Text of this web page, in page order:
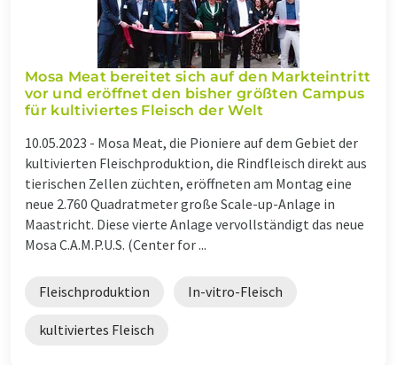
Mosa Meat bereitet sich auf den Markteintritt
vor und eröffnet den bisher größten Campus
für kultiviertes Fleisch der Welt
10.05.2023 - Mosa Meat, die Pioniere auf dem Gebiet der
kultivierten Fleischproduktion, die Rindfleisch direkt aus
tierischen Zellen züchten, eröffneten am Montag eine
neue 2.760 Quadratmeter große Scale-up-Anlage in
Maastricht. Diese vierte Anlage vervollständigt das neue
Mosa C.A.M.P.U.S. (Center for ...
Fleischproduktion In-vitro-Fleisch
kultiviertes Fleisch